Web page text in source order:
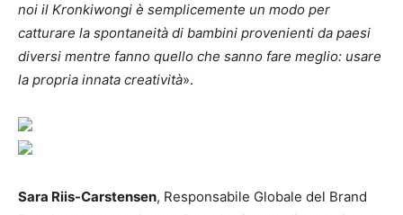
noi il Kronkiwongi è semplicemente un modo per
catturare la spontaneità di bambini provenienti da paesi
diversi mentre fanno quello che sanno fare meglio: usare
la propria innata creatività».
Sara Riis-Carstensen, Responsabile Globale del Brand